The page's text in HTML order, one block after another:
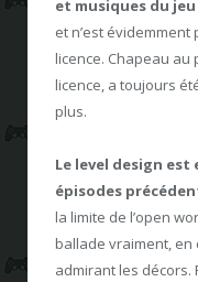
et musiques du
et n’est
licence. Chapeau au
licence, a toujours
plus.
Le level design
épisodes
la limite de l’open
ballade vraiment, en
admirant les